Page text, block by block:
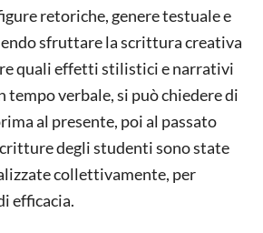
retoriche, genere testuale e
sfruttare la scrittura creativa
quali effetti stilistici e narrativi
tempo verbale, si può chiedere di
al presente, poi al passato
degli studenti sono state
collettivamente, per
efficacia.